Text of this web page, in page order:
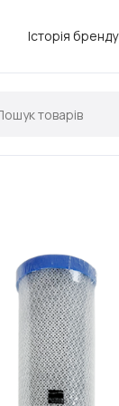
Історія бренду